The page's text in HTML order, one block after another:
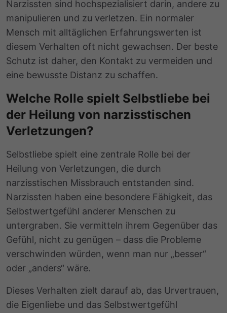
Narzissten sind hochspezialisiert darin, andere zu
manipulieren und zu verletzen. Ein normaler
Mensch mit alltäglichen Erfahrungswerten ist
diesem Verhalten oft nicht gewachsen. Der beste
Schutz ist daher, den Kontakt zu vermeiden und
eine bewusste Distanz zu schaffen.
Welche Rolle spielt Selbstliebe bei
der Heilung von narzisstischen
Verletzungen?
Selbstliebe spielt eine zentrale Rolle bei der
Heilung von Verletzungen, die durch
narzisstischen Missbrauch entstanden sind.
Narzissten haben eine besondere Fähigkeit, das
Selbstwertgefühl anderer Menschen zu
untergraben. Sie vermitteln ihrem Gegenüber das
Gefühl, nicht zu genügen – dass die Probleme
verschwinden würden, wenn man nur „besser“
oder „anders“ wäre.
Dieses Verhalten zielt darauf ab, das Urvertrauen,
die Eigenliebe und das Selbstwertgefühl